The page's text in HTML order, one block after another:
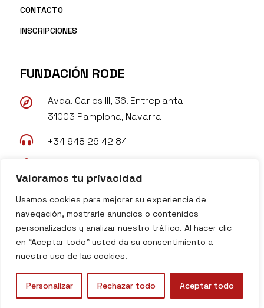
Valoramos tu privacidad
Usamos cookies para mejorar su experiencia de
navegación, mostrarle anuncios o contenidos
personalizados y analizar nuestro tráfico. Al hacer clic
en “Aceptar todo” usted da su consentimiento a
nuestro uso de las cookies.
Personalizar Rechazar todo Aceptar todo
CONTACTO
INSCRIPCIONES
FUNDACIÓN RODE

Avda. Carlos III, 36. Entreplanta
31003 Pamplona, Navarra
 +34 948 26 42 84
derechos reservados